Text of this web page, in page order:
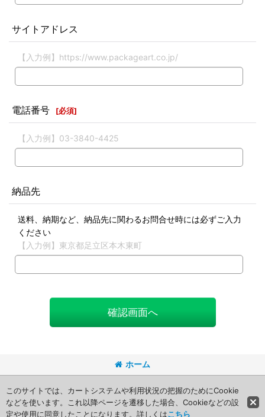
サイトアドレス
【入力例】https://www.packageart.co.jp/
電話番号 [必須]
【入力例】03-3840-4425
納品先
送料、納期など、納品先に関わるお問合せ時には必ずご入力
ください
【入力例】東京都足立区本木東町
確認画面へ
ホーム
このサイトでは、カートシステムや利用状況の把握のためにCookie
などを使います。これ以降ページを遷移した場合、Cookieなどの設
定や使用に同意したことになります。詳しくはこちら